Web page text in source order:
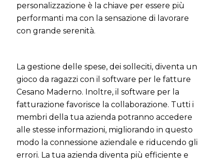
personalizzazione è la chiave per essere più
performanti ma con la sensazione di lavorare
con grande serenità.
La gestione delle spese, dei solleciti, diventa un
gioco da ragazzi con il software per le fatture
Cesano Maderno. Inoltre, il software per la
fatturazione favorisce la collaborazione. Tutti i
membri della tua azienda potranno accedere
alle stesse informazioni, migliorando in questo
modo la connessione aziendale e riducendo gli
errori. La tua azienda diventa più efficiente e